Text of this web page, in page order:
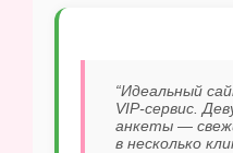
“Идеальный
VIP-сервис.
анкеты —
в несколько